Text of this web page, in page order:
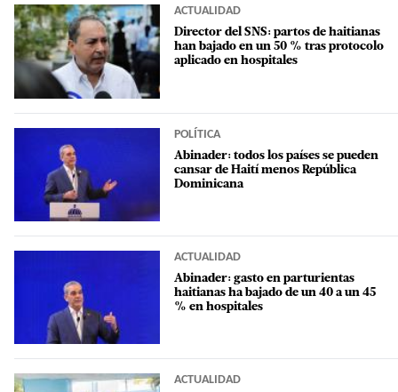
ACTUALIDAD
Director del SNS: partos de haitianas
han bajado en un 50 % tras protocolo
aplicado en hospitales
POLÍTICA
Abinader: todos los países se pueden
cansar de Haití menos República
Dominicana
ACTUALIDAD
Abinader: gasto en parturientas
haitianas ha bajado de un 40 a un 45
% en hospitales
ACTUALIDAD